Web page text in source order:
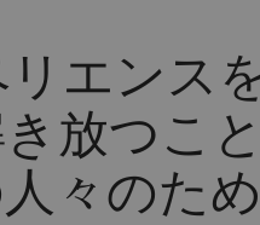
エンス
放つこ
々のた